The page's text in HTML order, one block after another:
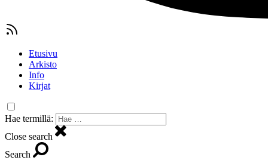
Etusivu
Arkisto
Info
Kirjat
Hae termillä:
Close search
Search